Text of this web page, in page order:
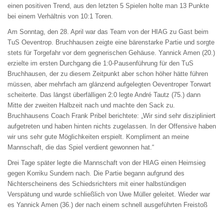
einen positiven Trend, aus den letzten 5 Spielen holte man 13 Punkte
bei einem Verhältnis von 10:1 Toren.
Am Sonntag, den 28. April war das Team von der HIAG zu Gast beim
TuS Oeventrop. Bruchhausen zeigte eine bärenstarke Partie und sorgte
stets für Torgefahr vor dem gegnerischen Gehäuse. Yannick Amen (20.)
erzielte im ersten Durchgang die 1:0-Pausenführung für den TuS
Bruchhausen, der zu diesem Zeitpunkt aber schon höher hätte führen
müssen, aber mehrfach am glänzend aufgelegten Oeventroper Torwart
scheiterte. Das längst überfälligen 2:0 legte André Tautz (75.) dann
Mitte der zweiten Halbzeit nach und machte den Sack zu.
Bruchhausens Coach Frank Pribel berichtete: „Wir sind sehr diszipliniert
aufgetreten und haben hinten nichts zugelassen. In der Offensive haben
wir uns sehr gute Möglichkeiten erspielt. Kompliment an meine
Mannschaft, die das Spiel verdient gewonnen hat.“
Drei Tage später legte die Mannschaft von der HIAG einen Heimsieg
gegen Korriku Sundern nach. Die Partie begann aufgrund des
Nichterscheinens des Schiedsrichters mit einer halbstündigen
Verspätung und wurde schließlich von Uwe Müller geleitet. Wieder war
es Yannick Amen (36.) der nach einem schnell ausgeführten Freistoß